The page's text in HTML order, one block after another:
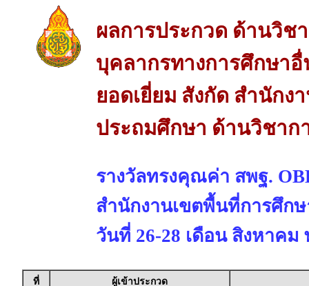
ผลการประกวด ด้านวิช
บุคลากรทางการศึกษาอื่
ยอดเยี่ยม สังกัด สำนักง
ประถมศึกษา ด้านวิชาก
รางวัลทรงคุณค่า สพฐ.
สำนักงานเขตพื้นที่การศึก
วันที่ 26-28 เดือน สิงหาคม
ที่
ผู้เข้าประกวด